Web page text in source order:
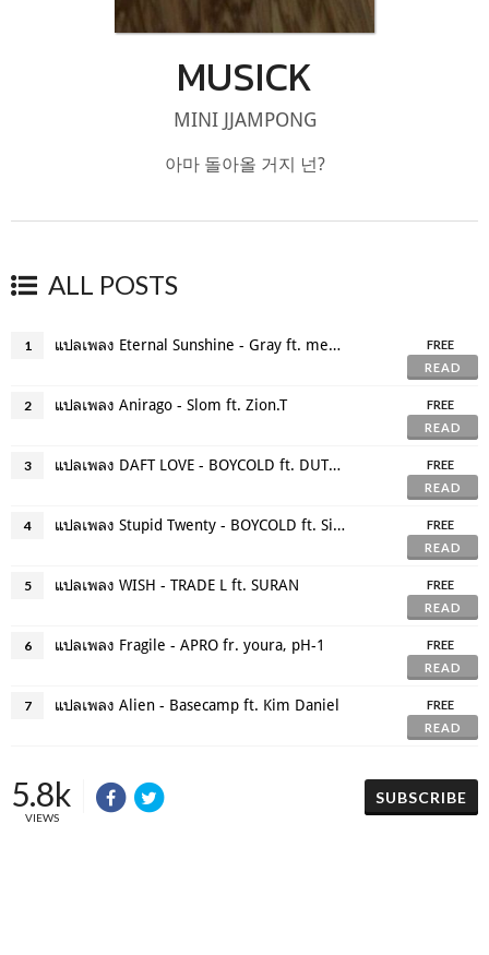
MUSICK
MINI JJAMPONG
아마 돌아올 거지 넌?
ALL POSTS
1 แปลเพลง Eternal Sunshine - Gray ft. meenoi
FREE
READ
2 แปลเพลง Anirago - Slom ft. Zion.T
FREE
READ
3 แปลเพลง DAFT LOVE - BOYCOLD ft. DUT2, msftz
FREE
READ
4 แปลเพลง Stupid Twenty - BOYCOLD ft. Sik-K
FREE
READ
5 แปลเพลง WISH - TRADE L ft. SURAN
FREE
READ
6 แปลเพลง Fragile - APRO fr. youra, pH-1
FREE
READ
7 แปลเพลง Alien - Basecamp ft. Kim Daniel
FREE
READ
5.8k
VIEWS
SUBSCRIBE